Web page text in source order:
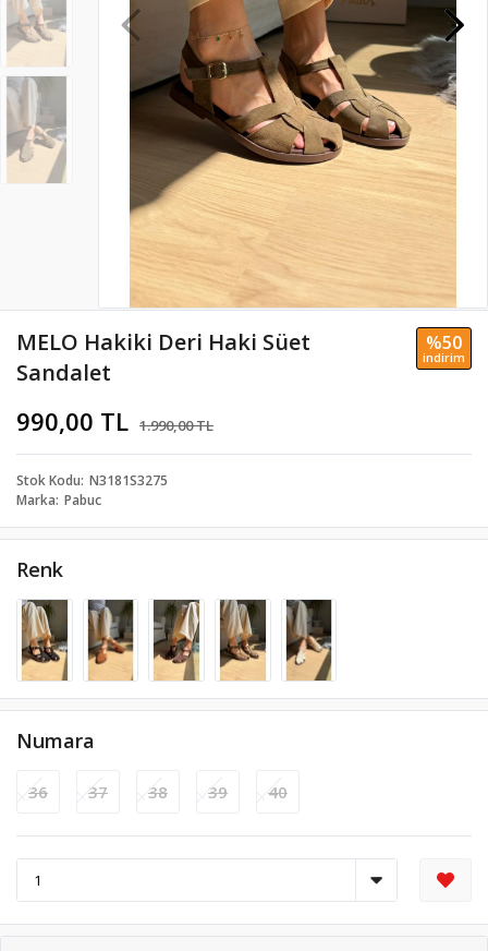
MELO Hakiki Deri Haki Süet
Sandalet
990,00 TL 1.990,00 TL
%50
i̇ndi̇ri̇m
Stok Kodu N3181S3275
Marka Pabuc
Renk
Numara
36 37 38 39 40